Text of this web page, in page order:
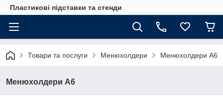
Пластикові підставки та стенди
Товари та послуги Менюхолдери Менюхолдери А6
Менюхолдери А6